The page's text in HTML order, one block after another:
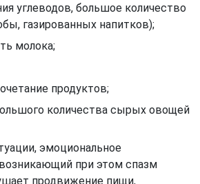
углеводов, большое количество
газированных напитков);
молока;
продуктов;
количества сырых овощей
эмоциональное
при этом спазм
продвижение пищи,